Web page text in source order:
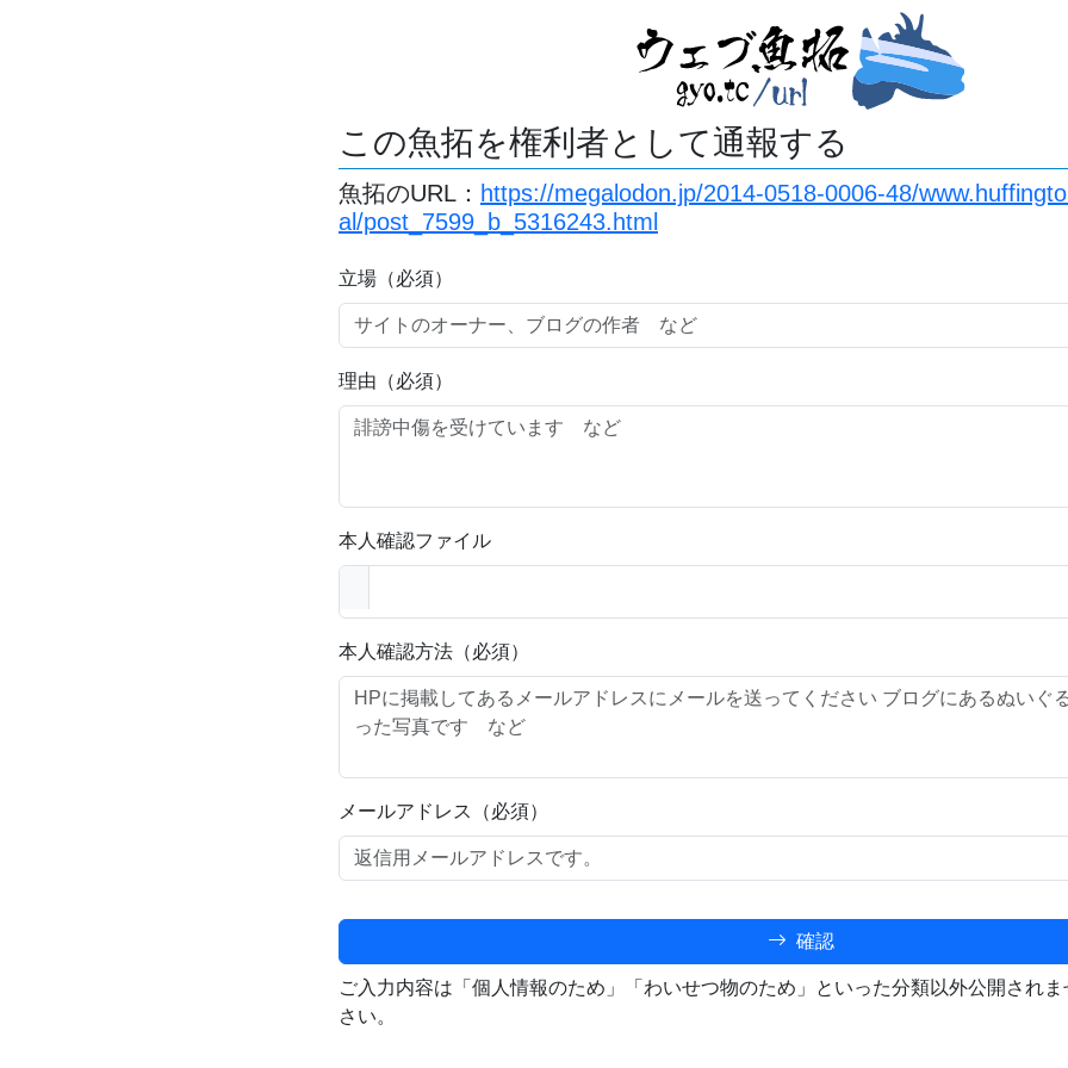
この魚拓を権利者として通報する
魚拓のURL： https://megalodon.jp/2014-0518-0006-48/
al/post_7599_b_5316243.html
立場（必須）
理由（必須）
本人確認ファイル
本人確認方法（必須）
メールアドレス（必須）
確認
ご入力内容は「個人情報のため」「わいせつ物のため」といった分類以外公開され
さい。